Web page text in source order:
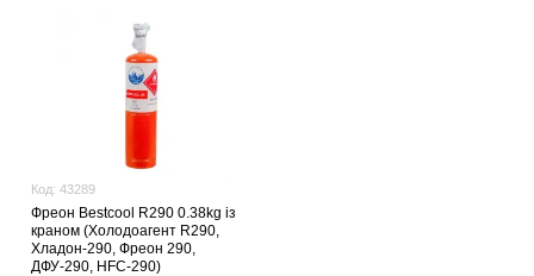
Код: 43289
Фреон Bestcool R290 0.38kg із
краном (Холодоагент R290,
Хладон-290, Фреон 290,
ДФУ-290, HFC-290)